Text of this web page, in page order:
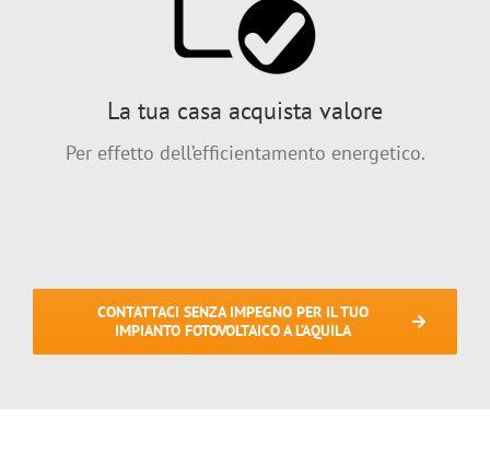
La tua casa acquista valore
Per effetto dell’efficientamento energetico.
CONTATTACI SENZA IMPEGNO PER IL TUO
IMPIANTO FOTOVOLTAICO A L’AQUILA